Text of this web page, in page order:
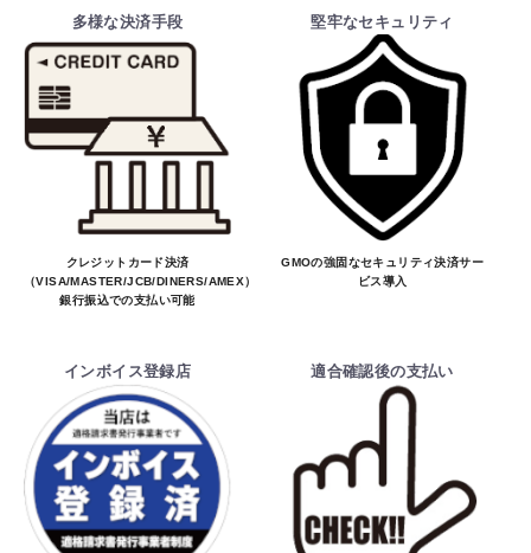
多様な決済手段
クレジットカード決済
（VISA/MASTER/JCB/DINERS/AMEX）、
銀行振込での支払い可能
堅牢なセキュリティ
GMOの強固なセキュリティ決済サー
ビス導入
インボイス登録店 適合確認後の支払い